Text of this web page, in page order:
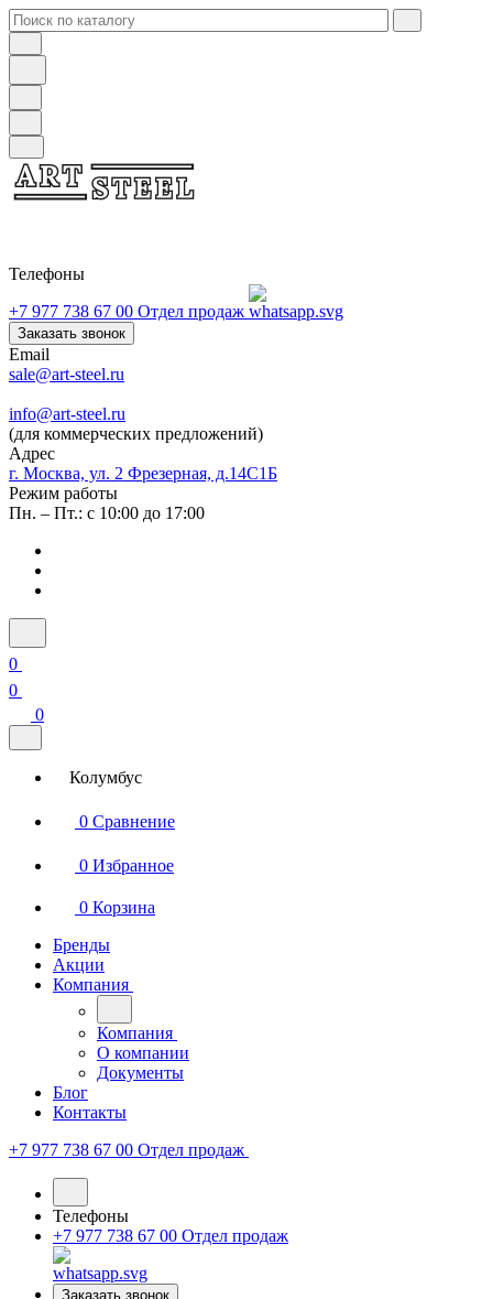
Телефоны
+7 977 738 67 00 Отдел продаж
Заказать звонок
Email
sale@art-steel.ru
info@art-steel.ru
(для коммерческих предложений)
Адрес
г. Москва, ул. 2 Фрезерная, д.14С1Б
Режим работы
Пн. – Пт.: с 10:00 до 17:00
0
0
0
Колумбус
0 Сравнение
0 Избранное
0 Корзина
Бренды
Акции
Компания
Компания
О компании
Документы
Блог
Контакты
+7 977 738 67 00 Отдел продаж
Телефоны
+7 977 738 67 00 Отдел продаж
Заказать звонок